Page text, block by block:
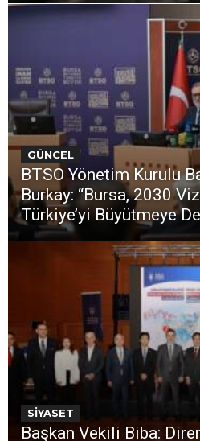
GÜNCEL
BTSO Yönetim Kurulu
Burkay: “Bursa, 2030
Türkiye’yi Büyütmeye
SİYASET
Başkan Vekili Biba: